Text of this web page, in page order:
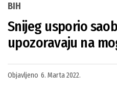
BIH
Snijeg usporio
upozoravaju na
Objavljeno 6. Marta 2022.